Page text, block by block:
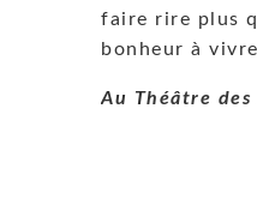
faire rire plus
bonheur à
Au Théâtre des